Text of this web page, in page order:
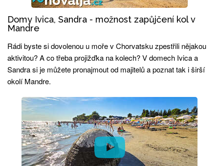
Domy Ivica, Sandra - možnost zapůjčení kol v
Mandre
Rádi byste si dovolenou u moře v Chorvatsku zpestřili nějakou
aktivitou? A co třeba projižďka na kolech? V domech Ivica a
Sandra si je můžete pronajmout od majitelů a poznat tak i širší
okolí Mandre.